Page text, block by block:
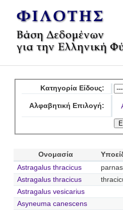
Κατηγορία Είδους:
Αλφαβητική Επιλογή:
Ονομασία
Astragalus thracicus
Astragalus thracicus
Astragalus vesicarius
Asyneuma canescens